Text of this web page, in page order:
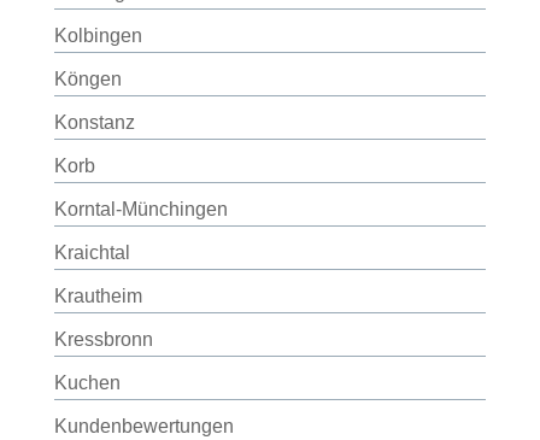
Kolbingen
Köngen
Konstanz
Korb
Korntal-Münchingen
Kraichtal
Krautheim
Kressbronn
Kuchen
Kundenbewertungen